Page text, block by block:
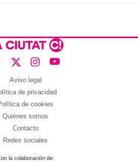
Aviso legal
de privacidad
de cookies
Quiénes somos
Contacto
Redes sociales
la colaboración de: